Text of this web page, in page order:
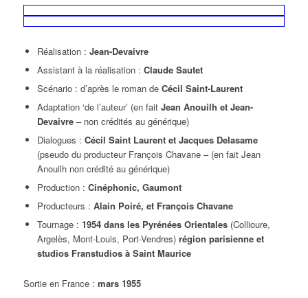
Réalisation : Jean-Devaivre
Assistant à la réalisation : Claude Sautet
Scénario : d’après le roman de Cécil Saint-Laurent
Adaptation ‘de l’auteur’ (en fait Jean Anouilh et Jean-
Devaivre– non crédités au générique)
Dialogues : Cécil Saint Laurent et Jacques Delasame
(pseudo du producteur François Chavane – (en fait Jean
Anouilh non crédité au générique)
Production : Cinéphonic, Gaumont
Producteurs : Alain Poiré, et François Chavane
Tournage : 1954 dans les Pyrénées Orientales (Collioure,
Argelès, Mont-Louis, Port-Vendres) région parisienne et
studios Franstudios à Saint Maurice
Sortie en France : mars 1955